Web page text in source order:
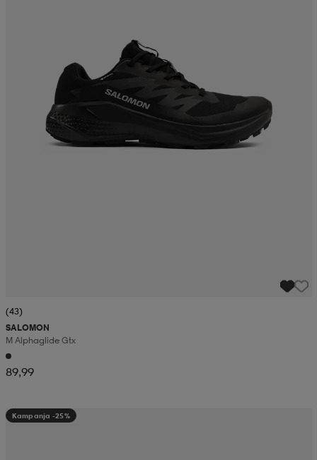
(43)
SALOMON
M Alphaglide Gtx
89,99
Kampanja -25%